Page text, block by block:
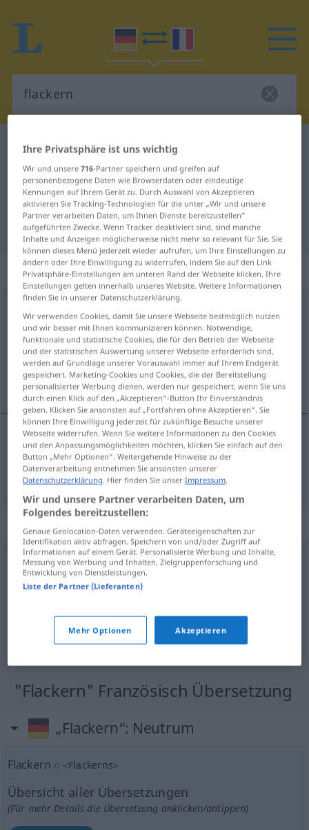
Deutsch-Französisch Wörterbuch
Deutsch-Französisch Übersetzung
für "flackern"
"flackern" Französisch Übersetzung
„flackern“: intransitives Verb
Übersicht aller Übersetzungen
(Für mehr Details die Übersetzung anklicken/antippen)
vaciller
vaciller flackern
Synonyme für "flackern"
blinken,aufblinken
© OpenThesaurus.de
"Flackern" Französisch Übersetzung
„Flackern“: Neutrum
Flackern n <Flackerns>
Übersicht aller Übersetzungen
(Für mehr Details die Übersetzung anklicken/antippen)
Ihre Privatsphäre ist uns wichtig
Wir und unsere716-Partner speichern und greifen auf
personenbezogene Daten wie Browserdaten oder eindeutige
Kennungen auf Ihrem Gerät zu. Durch Auswahl von Akzeptieren
aktivieren Sie Tracking-Technologien für die unter „Wir und unsere
Partner verarbeiten Daten, um Ihnen Dienste bereitzustellen“
aufgeführten Zwecke. Wenn Tracker deaktiviert sind, sind manche
Inhalte und Anzeigen möglicherweise nicht mehr so relevant für Sie. Sie
können dieses Menü jederzeit wieder aufrufen, um Ihre Einstellungen zu
ändern oder Ihre Einwilligung zu widerrufen, indem Sie auf den Link
Privatsphäre-Einstellungen am unteren Rand der Webseite klicken. Ihre
Einstellungen gelten innerhalb unseres Website. Weitere Informationen
finden Sie in unserer Datenschutzerklärung.
Wir verwenden Cookies, damit Sie unsere Webseite bestmöglich nutzen
und wir besser mit Ihnen kommunizieren können. Notwendige,
funktionale und statistische Cookies, die für den Betrieb der Webseite
und der statistischen Auswertung unserer Webseite erforderlich sind,
werden auf Grundlage unserer Vorauswahl immer auf Ihrem Endgerät
gespeichert. Marketing-Cookies und Cookies, die der Bereitstellung
personalisierter Werbung dienen, werden nur gespeichert, wenn Sie uns
durch einen Klick auf den „Akzeptieren“-Button Ihr Einverständnis
geben. Klicken Sie ansonsten auf „Fortfahren ohne Akzeptieren“. Sie
können Ihre Einwilligung jederzeit für zukünftige Besuche unserer
Webseite widerrufen. Wenn Sie weitere Informationen zu den Cookies
und den Anpassungsmöglichkeiten möchten, klicken Sie einfach auf den
Button „Mehr Optionen“. Weitergehende Hinweise zu der
Datenverarbeitung entnehmen Sie ansonsten unserer
Datenschutzerklärung. Hier finden Sie unserImpressum.
Wir und unsere Partner verarbeiten Daten, um
Folgendes bereitzustellen:
Genaue Geolocation-Daten verwenden. Geräteeigenschaften zur
Identifikation aktiv abfragen. Speichern von und/oder Zugriff auf
Informationen auf einem Gerät. Personalisierte Werbung und Inhalte,
Messung von Werbung und Inhalten, Zielgruppenforschung und
Entwicklung von Dienstleistungen.
Liste der Partner (Lieferanten)
Mehr Optionen Akzeptieren